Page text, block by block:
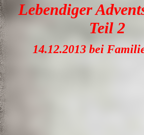
Lebendiger
Teil 2
14.12.2013 bei